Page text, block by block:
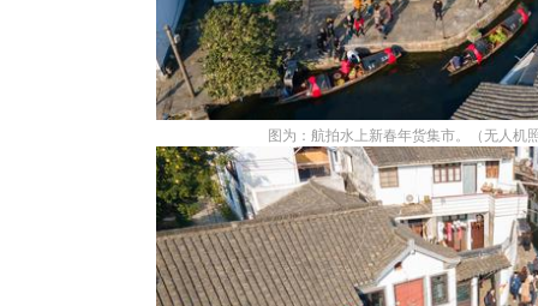
图为：航拍水上新春年货集市。（无人机